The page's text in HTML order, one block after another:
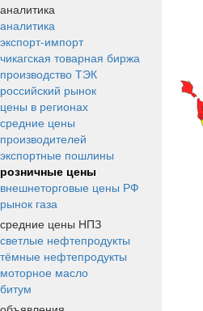
аналитика
аналитика
экспорт-импорт
чикагская товарная биржа
производство ТЭК
российский рынок
цены в регионах
средние цены
производителей
экспортные пошлины
розничные цены
внешнеторговые цены РФ
рынок газа
средние цены НПЗ
светлые нефтепродукты
тёмные нефтепродукты
моторное масло
битум